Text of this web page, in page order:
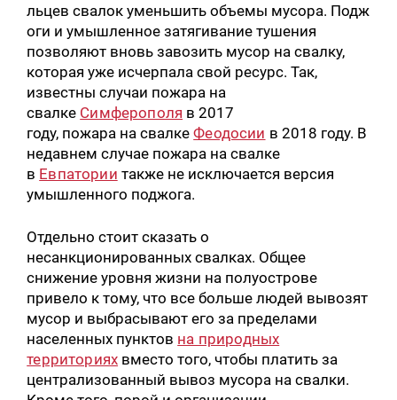
льцев свалок уменьшить объемы мусора. Подж
оги и умышленное затягивание тушения
позволяют вновь завозить мусор на свалку,
которая уже исчерпала свой ресурс. Так,
известны случаи пожара на
свалке Симферополя в 2017
году, пожара на свалкеФеодосии в 2018 году. В
недавнем случае пожара на свалке
в Евпатории также не исключается версия
умышленного поджога.
Отдельно стоит сказать о
несанкционированных свалках. Общее
снижение уровня жизни на полуострове
привело к тому, что все больше людей вывозят
мусор и выбрасывают его за пределами
населенных пунктов на природных
территориях вместо того, чтобы платить за
централизованный вывоз мусора на свалки.